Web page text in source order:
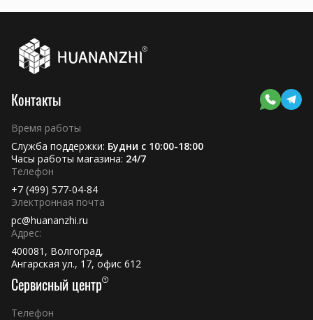
Контакты
Время работы
Служба поддержки: Будни с 10:00-18:00
Часы работы магазина: 24/7
Телефон
+7 (499) 577-04-84
Электронная почта
pc@huananzhi.ru
Адрес:
400081, Волгоград,
Ангарская ул., 17, офис 612
Сервисный центр
Телефон